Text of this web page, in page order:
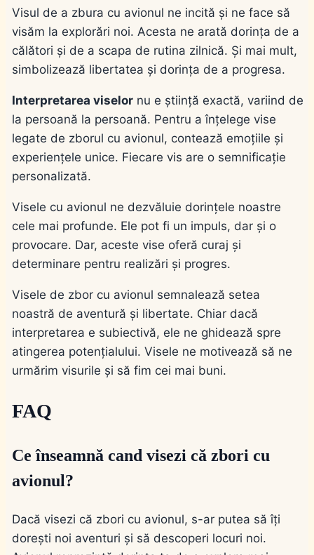
Visul de a zbura cu avionul ne incită și ne face să
visăm la explorări noi. Acesta ne arată dorința de a
călători și de a scapa de rutina zilnică. Și mai mult,
simbolizează libertatea și dorința de a progresa.
Interpretarea viselor nu e știință exactă, variind de
la persoană la persoană. Pentru a înțelege vise
legate de zborul cu avionul, contează emoțiile și
experiențele unice. Fiecare vis are o semnificație
personalizată.
Visele cu avionul ne dezvăluie dorințele noastre
cele mai profunde. Ele pot fi un impuls, dar și o
provocare. Dar, aceste vise oferă curaj și
determinare pentru realizări și progres.
Visele de zbor cu avionul semnalează setea
noastră de aventură și libertate. Chiar dacă
interpretarea e subiectivă, ele ne ghidează spre
atingerea potențialului. Visele ne motivează să ne
urmărim visurile și să fim cei mai buni.
FAQ
Ce înseamnă cand visezi că zbori cu
avionul?
Dacă visezi că zbori cu avionul, s-ar putea să îți
dorești noi aventuri și să descoperi locuri noi.